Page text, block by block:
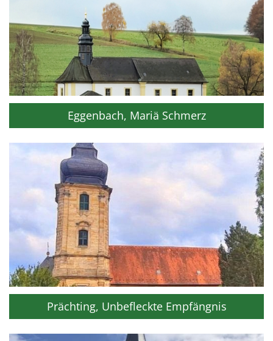
Eggenbach, Mariä Schmerz
Prächting, Unbefleckte Empfängnis